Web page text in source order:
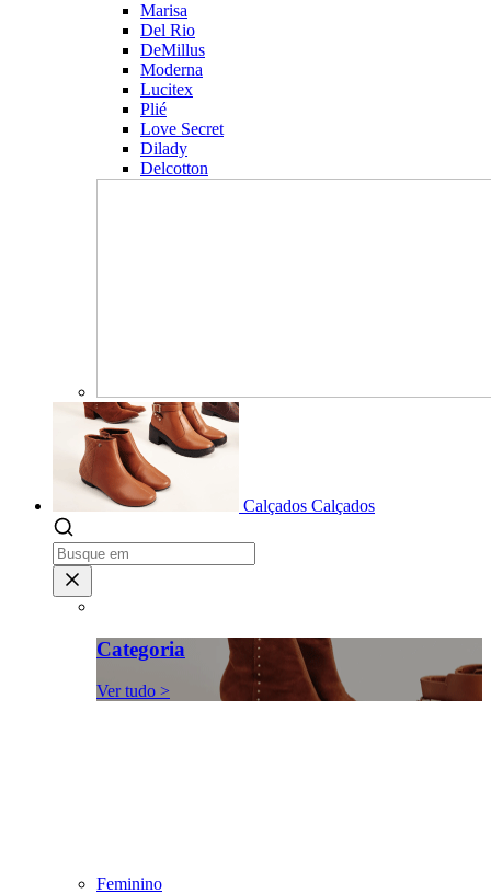
Marisa
Del Rio
DeMillus
Moderna
Lucitex
Plié
Love Secret
Dilady
Delcotton
Calçados Calçados
Categoria
Ver tudo >
Feminino